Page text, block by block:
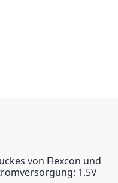
von Flexcon und
1.5V